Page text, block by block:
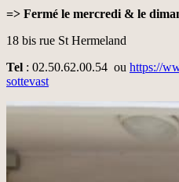
=> Fermé le mercredi & le
18 bis rue St Hermeland
Tel : 02.50.62.00.54 ou https://
sottevast